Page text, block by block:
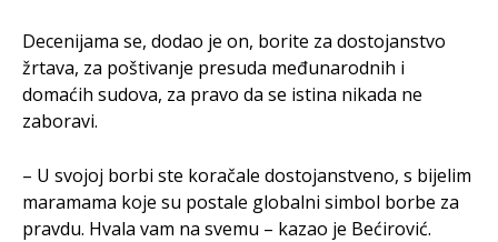
Decenijama se, dodao je on, borite za dostojanstvo
žrtava, za poštivanje presuda međunarodnih i
domaćih sudova, za pravo da se istina nikada ne
zaboravi.
– U svojoj borbi ste koračale dostojanstveno, s bijelim
maramama koje su postale globalni simbol borbe za
pravdu. Hvala vam na svemu – kazao je Bećirović.